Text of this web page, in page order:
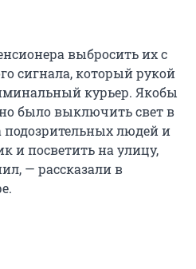
выбросить их с
сигнала, который рукой
курьер. Якобы
было выключить свет в
подозрительных людей и
и посветить на улицу,
— рассказали в